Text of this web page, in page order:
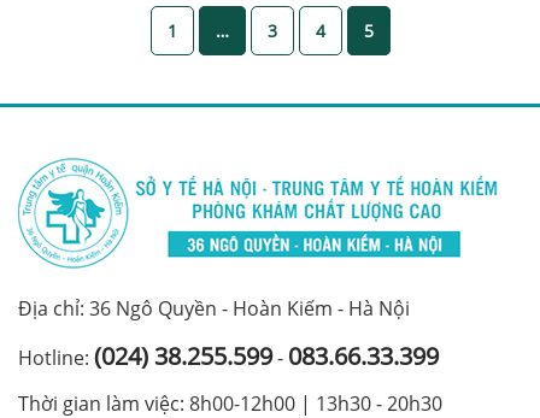
1 … 3 4 5
Địa chỉ: 36 Ngô Quyền - Hoàn Kiếm - Hà Nội
Hotline: (024) 38.255.599- 083.66.33.399
Thời gian làm việc: 8h00-12h00 | 13h30 - 20h30